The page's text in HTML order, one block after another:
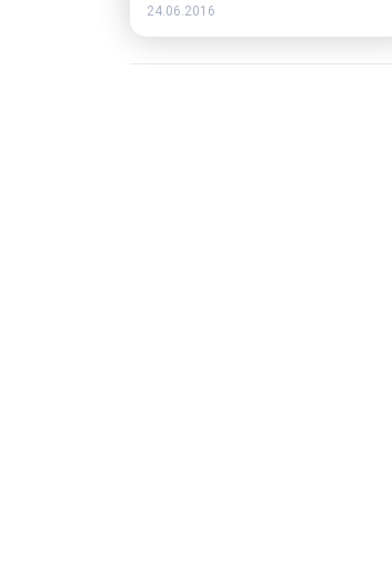
24.06.2016